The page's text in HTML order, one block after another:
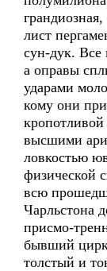
лист
сун-дук. Все
а оправы
ударами
кому они
кропотливой
высшими
ловкостью
физической
всю
Чарльстона
присмо-
бывший
толстый и